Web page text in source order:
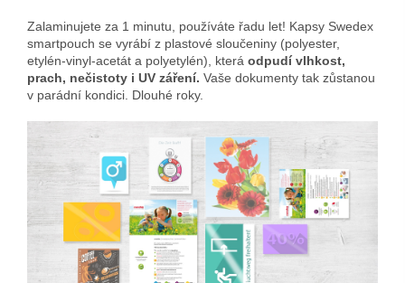
Zalaminujete za 1 minutu, používáte řadu let! Kapsy Swedex
smartpouch se vyrábí z plastové sloučeniny (polyester,
etylén-vinyl-acetát a polyetylén), která odpudí vlhkost,
prach, nečistoty i UV záření. Vaše dokumenty tak zůstanou
v parádní kondici. Dlouhé roky.